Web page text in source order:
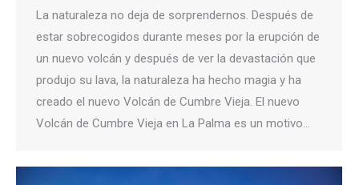
La naturaleza no deja de sorprendernos. Después de
estar sobrecogidos durante meses por la erupción de
un nuevo volcán y después de ver la devastación que
produjo su lava, la naturaleza ha hecho magia y ha
creado el nuevo Volcán de Cumbre Vieja. El nuevo
Volcán de Cumbre Vieja en La Palma es un motivo…